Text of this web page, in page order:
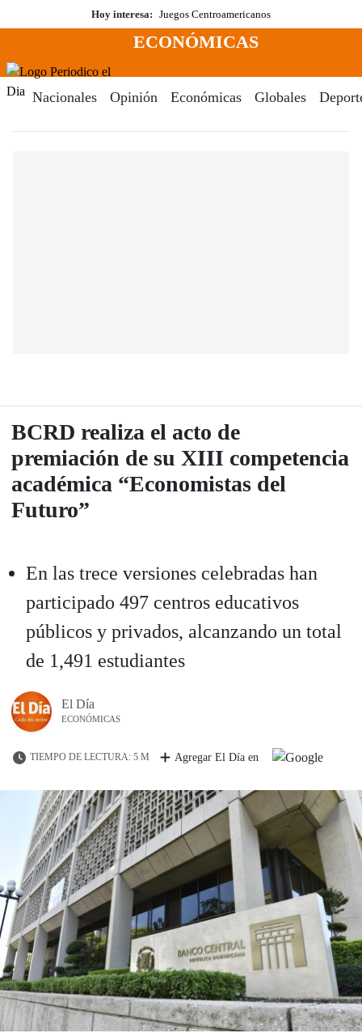
al
Hoy interesa: Juegos Centroamericanos
Menú
ECONÓMICAS
Nacionales Opinión Económicas Globales
BCRD realiza el acto de
premiación de su XIII competencia
académica “Economistas del
Futuro”
En las trece versiones celebradas han
participado 497 centros educativos
públicos y privados, alcanzando un total
de 1,491 estudiantes
El Día
ECONÓMICAS
TIEMPO DE LECTURA: 5 M Agregar El Día en